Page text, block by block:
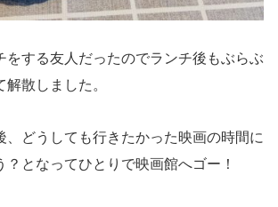
をする友人だったのでランチ後もぶらぶ
散しました。
、どうしても行きたかった映画の時間に
？となってひとりで映画館へゴー！